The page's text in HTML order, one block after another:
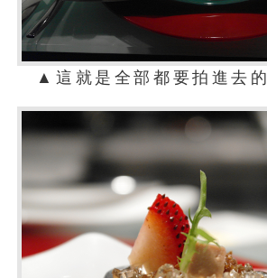
▲這就是全部都要拍進去的